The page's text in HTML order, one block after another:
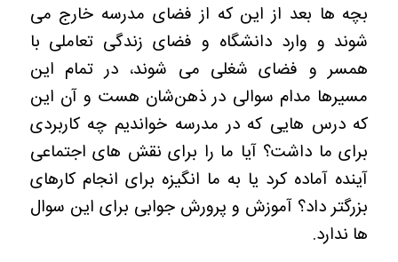
بچه ها بعد از این که از فضای مدرسه خارج می
شوند و وارد دانشگاه و فضای زندگی تعاملی با
همسر و فضای شغلی می شوند، در تمام این
مسیرها مدام سوالی در ذهن‌شان هست و آن این
که درس هایی که در مدرسه خواندیم چه کاربردی
برای ما داشت؟ آیا ما را برای نقش های اجتماعی
آینده آماده کرد یا به ما انگیزه برای انجام کارهای
بزرگتر داد؟ آموزش و پرورش جوابی برای این سوال
ها ندارد.